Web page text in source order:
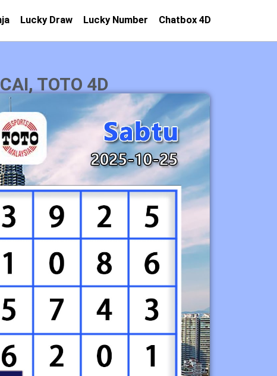
Lucky Draw Lucky Number Chatbox 4D
TOTO 4D